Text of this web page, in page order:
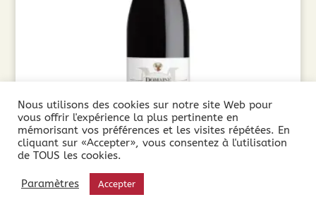
Domaine Martinolles Pinot Noir (75cl) 2025
9,65€
Nous utilisons des cookies sur notre site Web pour
vous offrir l'expérience la plus pertinente en
mémorisant vos préférences et les visites répétées. En
cliquant sur «Accepter», vous consentez à l'utilisation
de TOUS les cookies.
Paramètres Accepter